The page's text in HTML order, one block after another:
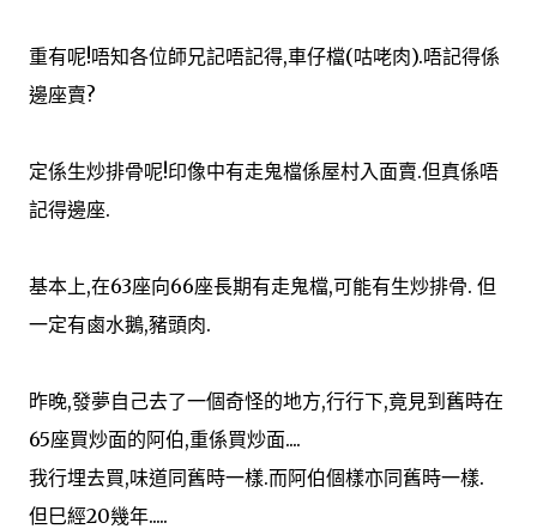
重有呢!唔知各位師兄記唔記得,車仔檔(咕咾肉).唔記得係
邊座賣?
定係生炒排骨呢!印像中有走鬼檔係屋村入面賣.但真係唔
記得邊座.
基本上,在63座向66座長期有走鬼檔,可能有生炒排骨. 但
一定有鹵水鵝,豬頭肉.
昨晚,發夢自己去了一個奇怪的地方,行行下,竟見到舊時在
65座買炒面的阿伯,重係買炒面....
我行埋去買,味道同舊時一樣.而阿伯個樣亦同舊時一樣.
但巳經20幾年.....